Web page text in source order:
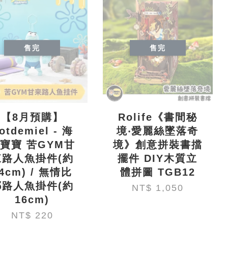
售完
【8月預購】
- 海
寶 苦GYM甘
人魚掛件(約
/ 無情比
人魚掛件(約
16cm)
NT$ 220
售完
Rolife《書間秘
境‧愛麗絲墜落奇
境》創意拼裝書擋
擺件 DIY木質立
體拼圖 TGB12
NT$ 1,050